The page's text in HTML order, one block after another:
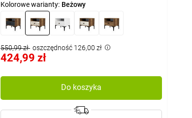
Kolorowe warianty: Beżowy
550,99 zł oszczędność 126,00 zł
424,99 zł
Do koszyka